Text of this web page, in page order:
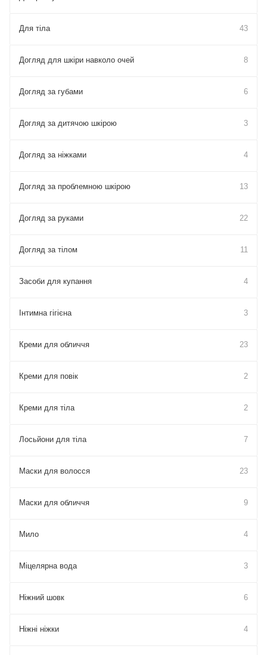
Для тіла 43
Догляд для шкіри навколо очей 8
Догляд за губами 6
Догляд за дитячою шкірою 3
Догляд за ніжками 4
Догляд за проблемною шкірою 13
Догляд за руками 22
Догляд за тілом 11
Засоби для купання 4
Інтимна гігієна 3
Креми для обличчя 23
Креми для повік 2
Креми для тіла 2
Лосьйони для тіла 7
Маски для волосся 23
Маски для обличчя 9
Мило 4
Міцелярна вода 3
Ніжний шовк 6
Ніжні ніжки 4